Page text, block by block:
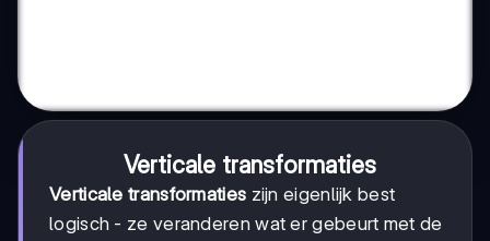
Verticale transformaties
Verticale transformaties zijn eigenlijk best
logisch - ze veranderen wat er gebeurt met de